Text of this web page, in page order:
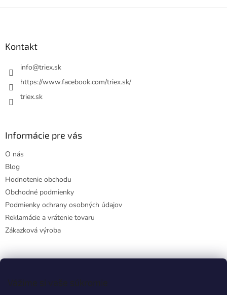
Vážime si vaše súkromie
Kontakt
info@triex.sk
https://www.facebook.com/triex.sk/
triex.sk
Informácie pre vás
O nás
Blog
Hodnotenie obchodu
Obchodné podmienky
Podmienky ochrany osobných údajov
Reklamácie a vrátenie tovaru
Zákazková výroba